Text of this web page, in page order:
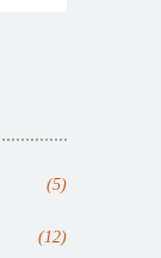
(5)
(12)